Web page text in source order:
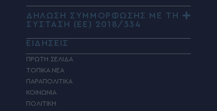
ΔΗΛΩΣΗ ΣΥΜΜΟΡΦΩΣΗΣ ΜΕ ΤΗ
ΣΥΣΤΑΣΗ (ΕΕ) 2018/334
ΕΙΔΗΣΕΙΣ
ΠΡΩΤΗ ΣΕΛΙΔΑ
ΤΟΠΙΚΑ ΝΕΑ
ΠΑΡΑΠΟΛΙΤΙΚΑ
ΚΟΙΝΩΝΙΑ
ΠΟΛΙΤΙΚΗ